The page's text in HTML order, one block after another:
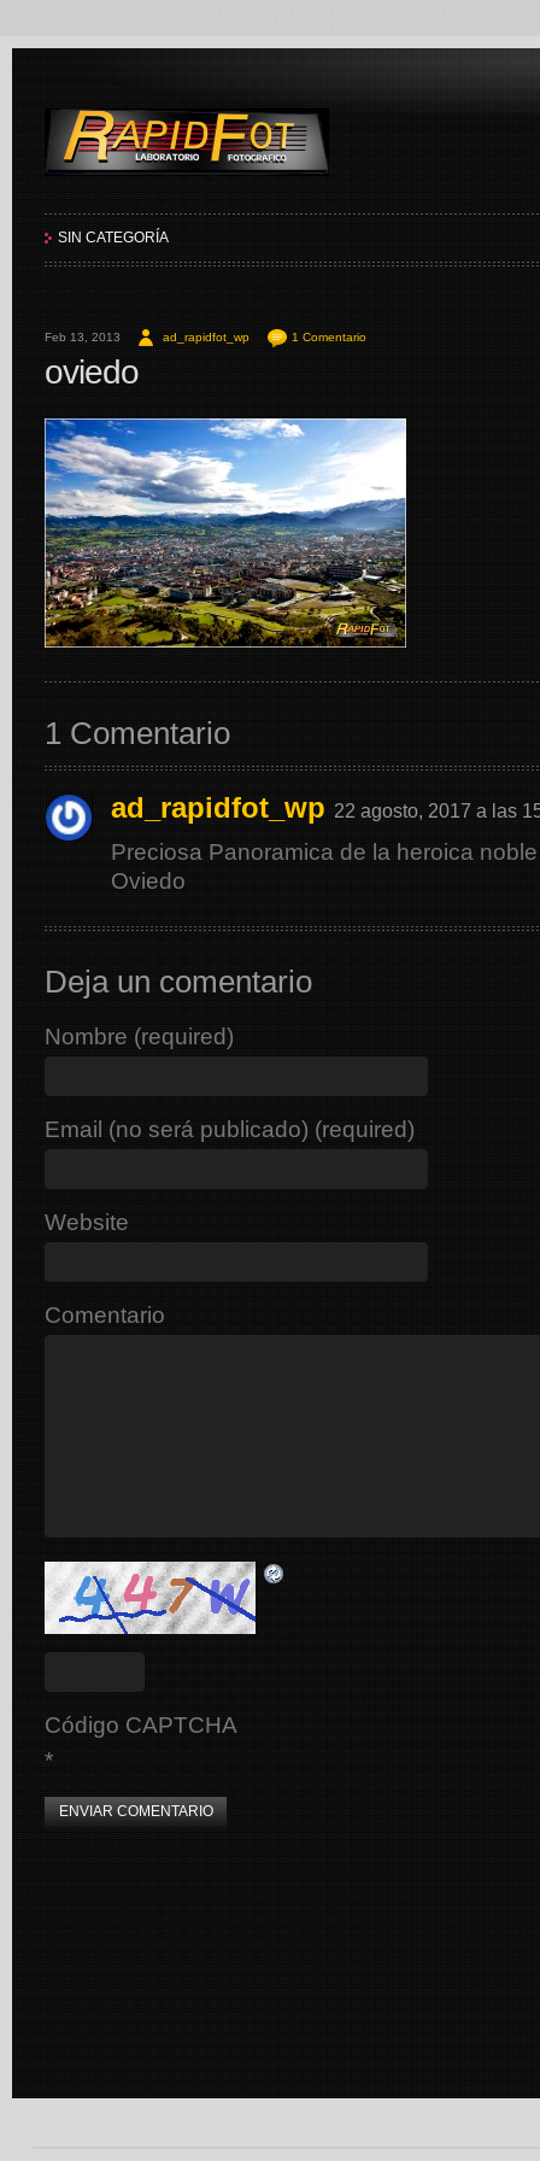
SIN CATEGORÍA
Feb 13, 2013 ad_rapidfot_wp 1 Comentario
oviedo
1 Comentario
ad_rapidfot_wp 22 agosto, 2017 a las
Preciosa Panoramica de la heroica
Oviedo
Deja un comentario
Nombre (required)
Email (no será publicado) (required)
Website
Comentario
Código CAPTCHA
*